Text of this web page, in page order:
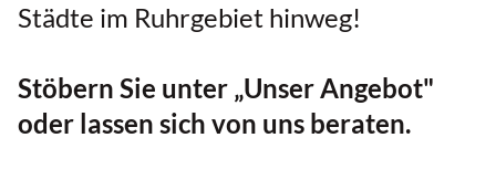
Städte im Ruhrgebiet hinweg!
Stöbern Sie unter „Unser Angebot"
oder lassen sich von uns beraten.